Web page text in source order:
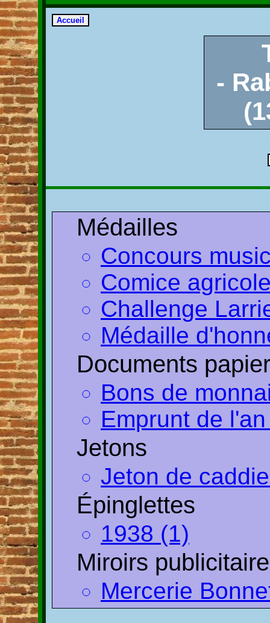
-
Médailles
Concours
Comice
Challenge
Médaille
Documents papier
Bons de
Emprunt de
Jetons
Jeton de
Épinglettes
1938 (1)
Miroirs
Mercerie